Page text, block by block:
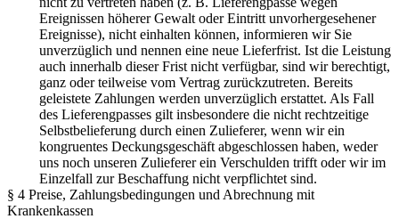
Ereignissen höherer Gewalt oder Eintritt unvorhergesehener
Ereignisse), nicht einhalten können, informieren wir Sie
unverzüglich und nennen eine neue Lieferfrist. Ist die Leistung
auch innerhalb dieser Frist nicht verfügbar, sind wir berechtigt,
ganz oder teilweise vom Vertrag zurückzutreten. Bereits
geleistete Zahlungen werden unverzüglich erstattet. Als Fall
des Lieferengpasses gilt insbesondere die nicht rechtzeitige
Selbstbelieferung durch einen Zulieferer, wenn wir ein
kongruentes Deckungsgeschäft abgeschlossen haben, weder
uns noch unseren Zulieferer ein Verschulden trifft oder wir im
Einzelfall zur Beschaffung nicht verpflichtet sind.
§ 4 Preise, Zahlungsbedingungen und Abrechnung mit
Krankenkassen